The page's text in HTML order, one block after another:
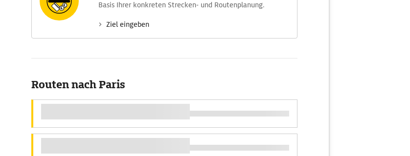
Basis Ihrer konkreten Strecken- und Routenplanung.
Ziel eingeben
Routen nach Paris